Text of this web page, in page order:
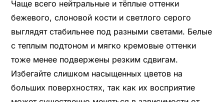
Чаще всего нейтральные и тёплые оттенки
бежевого, слоновой кости и светлого серого
выглядят стабильнее под разными светами. Белые
с теплым подтоном и мягко кремовые оттенки
тоже менее подвержены резким сдвигам.
Избегайте слишком насыщенных цветов на
больших поверхностях, так как их восприятие